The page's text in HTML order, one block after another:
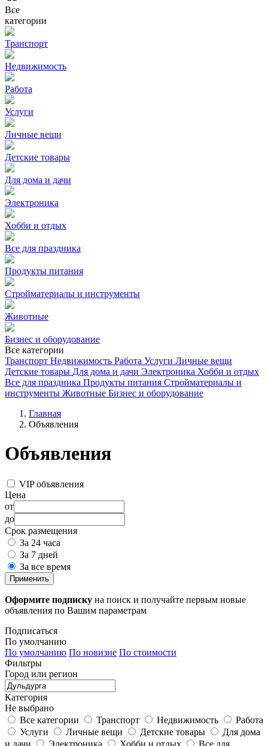
Все
категории
Транспорт
Недвижимость
Работа
Услуги
Личные вещи
Детские товары
Для дома и дачи
Электроника
Хобби и отдых
Все для праздника
Продукты питания
Стройматериалы и инструменты
Животные
Бизнес и оборудование
Все категории
Транспорт Недвижимость Работа Услуги Личные вещи
Детские товары Для дома и дачи Электроника Хобби и отдых
Все для праздника Продукты питания Стройматериалы и
инструменты Животные Бизнес и оборудование
Главная
Объявления
Объявления
VIP объявления
Цена
от
до
Срок размещения
За 24 часа
За 7 дней
За все время
Применить
Оформите подписку на поиск и получайте первым новые
объявления по Вашим параметрам
Подписаться
По умолчанию
По умолчанию По новизне По стоимости
Фильтры
Город или регион
Категория
Не выбрано
Все категории
Транспорт Недвижимость
Работа
Услуги
Личные вещи Детские товары
Для дома
и дачи
Электроника Хобби и отдых
Все для